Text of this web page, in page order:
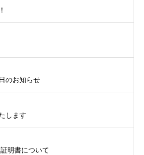
のお知らせ
します
明書について